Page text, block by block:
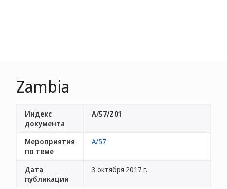
Zambia
Индекс
документа
A/57/Z01
Мероприятия
по теме
A/57
Дата
публикации
3 октября 2017 г.